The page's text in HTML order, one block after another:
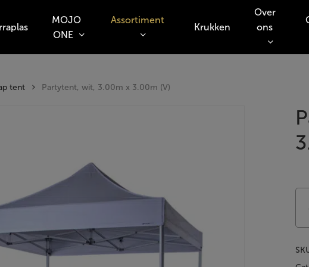
MOJO
ONE
Assortiment
Krukken
Over
ons
tent Partytent, wit, 3.00m x 3.00m (V)